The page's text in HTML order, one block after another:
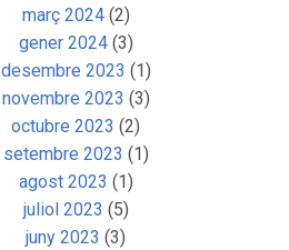
març 2024(2)
gener 2024(3)
desembre 2023 (1)
novembre 2023 (3)
octubre 2023 (2)
setembre 2023 (1)
agost 2023 (1)
juliol 2023 (5)
juny 2023 (3)